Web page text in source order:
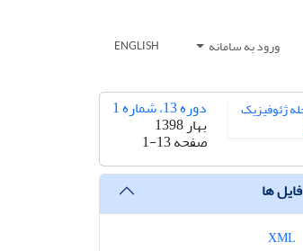
ورود به سامانه ENGLISH
دوره 13، شماره 1
بهار 1398
صفحه1-13
فایل ها